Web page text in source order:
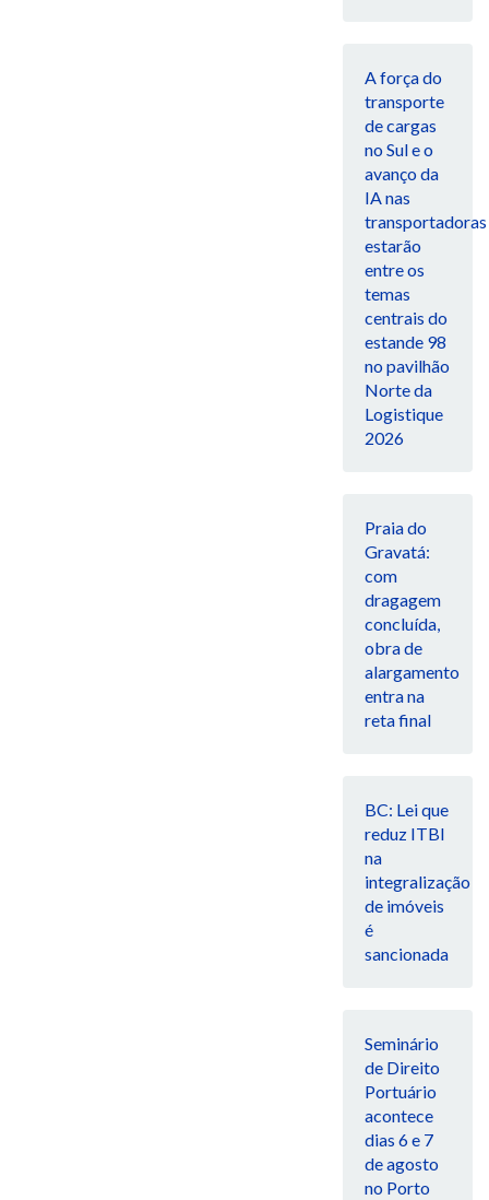
A força do
transporte
de cargas
no Sul e o
avanço da
IA nas
transportadoras
estarão
entre os
temas
centrais do
estande 98
no pavilhão
Norte da
Logistique
2026
Praia do
Gravatá:
com
dragagem
concluída,
obra de
alargamento
entra na
reta final
BC: Lei que
reduz ITBI
na
integralização
de imóveis
é
sancionada
Seminário
de Direito
Portuário
acontece
dias 6 e 7
de agosto
no Porto